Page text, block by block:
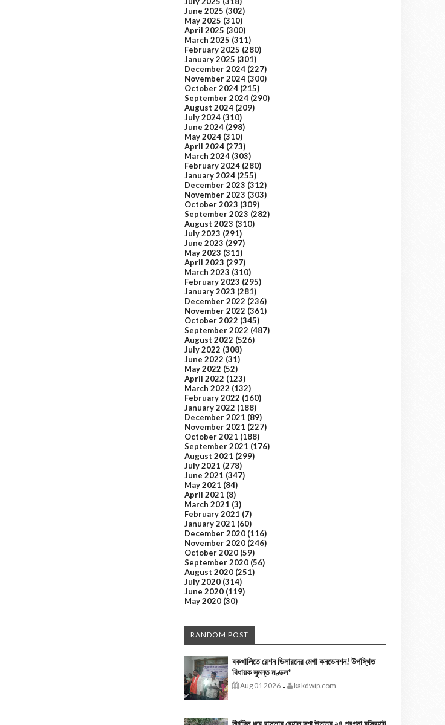
June 2025 (302)
May 2025 (310)
April 2025 (300)
March 2025 (311)
February 2025 (280)
January 2025 (301)
December 2024 (227)
November 2024 (300)
October 2024 (215)
September 2024 (290)
August 2024 (209)
July 2024 (310)
June 2024 (298)
May 2024 (310)
April 2024 (273)
March 2024 (303)
February 2024 (280)
January 2024 (255)
December 2023 (312)
November 2023 (303)
October 2023 (309)
September 2023 (282)
August 2023 (310)
July 2023 (291)
June 2023 (297)
May 2023 (311)
April 2023 (297)
March 2023 (310)
February 2023 (295)
January 2023 (281)
December 2022 (236)
November 2022 (361)
October 2022 (345)
September 2022 (487)
August 2022 (526)
July 2022 (308)
June 2022 (31)
May 2022 (52)
April 2022 (123)
March 2022 (132)
February 2022 (160)
January 2022 (188)
December 2021 (89)
November 2021 (227)
October 2021 (188)
September 2021 (176)
August 2021 (299)
July 2021 (278)
June 2021 (347)
May 2021 (84)
April 2021 (8)
March 2021 (3)
February 2021 (7)
January 2021 (60)
December 2020 (116)
November 2020 (246)
October 2020 (59)
September 2020 (56)
August 2020 (251)
July 2020 (314)
June 2020 (119)
May 2020 (30)
RANDOM POST
বকখালিতে রেশন ডিলারদের মেগা কনভেনশন! উপস্থিত
বিধায়ক সুমন্ত মণ্ডল*
Aug 01 2026 - kakdwip.com